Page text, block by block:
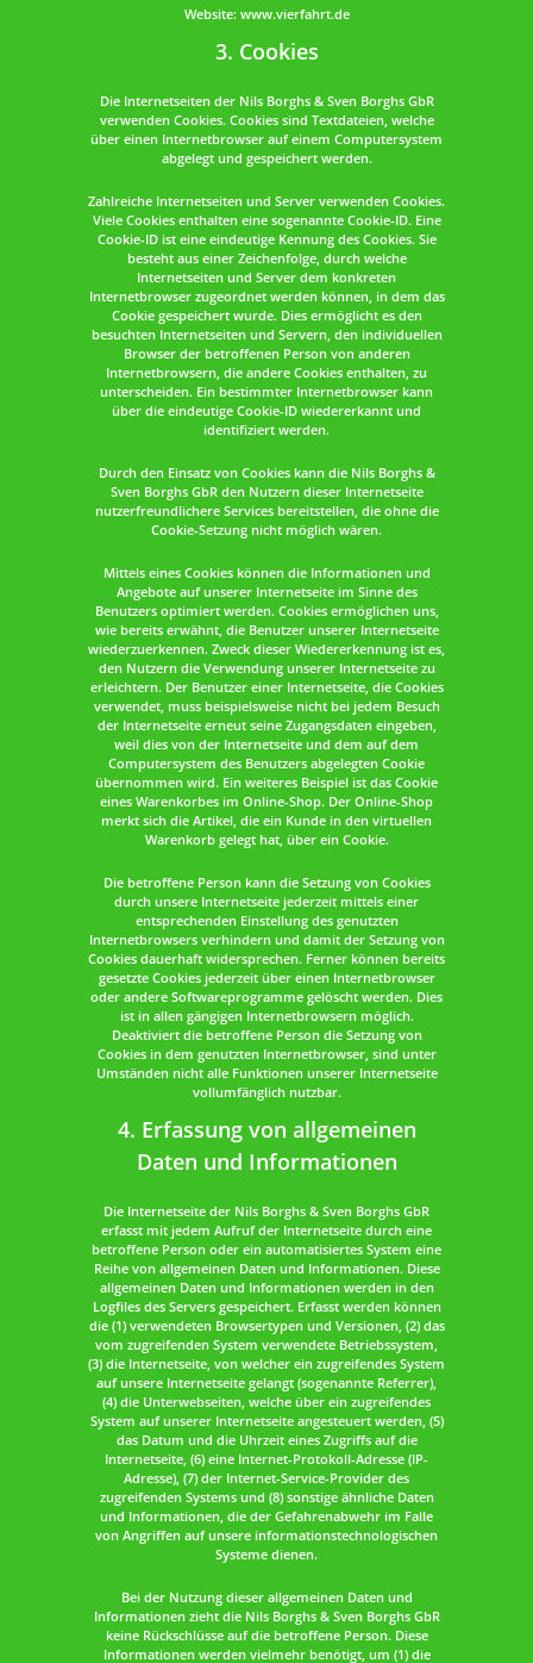
Website: www.vierfahrt.de
3. Cookies
Die Internetseiten der Nils Borghs & Sven Borghs GbR
verwenden Cookies. Cookies sind Textdateien, welche
über einen Internetbrowser auf einem Computersystem
abgelegt und gespeichert werden.
Zahlreiche Internetseiten und Server verwenden Cookies.
Viele Cookies enthalten eine sogenannte Cookie-ID. Eine
Cookie-ID ist eine eindeutige Kennung des Cookies. Sie
besteht aus einer Zeichenfolge, durch welche
Internetseiten und Server dem konkreten
Internetbrowser zugeordnet werden können, in dem das
Cookie gespeichert wurde. Dies ermöglicht es den
besuchten Internetseiten und Servern, den individuellen
Browser der betroffenen Person von anderen
Internetbrowsern, die andere Cookies enthalten, zu
unterscheiden. Ein bestimmter Internetbrowser kann
über die eindeutige Cookie-ID wiedererkannt und
identifiziert werden.
Durch den Einsatz von Cookies kann die Nils Borghs &
Sven Borghs GbR den Nutzern dieser Internetseite
nutzerfreundlichere Services bereitstellen, die ohne die
Cookie-Setzung nicht möglich wären.
Mittels eines Cookies können die Informationen und
Angebote auf unserer Internetseite im Sinne des
Benutzers optimiert werden. Cookies ermöglichen uns,
wie bereits erwähnt, die Benutzer unserer Internetseite
wiederzuerkennen. Zweck dieser Wiedererkennung ist es,
den Nutzern die Verwendung unserer Internetseite zu
erleichtern. Der Benutzer einer Internetseite, die Cookies
verwendet, muss beispielsweise nicht bei jedem Besuch
der Internetseite erneut seine Zugangsdaten eingeben,
weil dies von der Internetseite und dem auf dem
Computersystem des Benutzers abgelegten Cookie
übernommen wird. Ein weiteres Beispiel ist das Cookie
eines Warenkorbes im Online-Shop. Der Online-Shop
merkt sich die Artikel, die ein Kunde in den virtuellen
Warenkorb gelegt hat, über ein Cookie.
Die betroffene Person kann die Setzung von Cookies
durch unsere Internetseite jederzeit mittels einer
entsprechenden Einstellung des genutzten
Internetbrowsers verhindern und damit der Setzung von
Cookies dauerhaft widersprechen. Ferner können bereits
gesetzte Cookies jederzeit über einen Internetbrowser
oder andere Softwareprogramme gelöscht werden. Dies
ist in allen gängigen Internetbrowsern möglich.
Deaktiviert die betroffene Person die Setzung von
Cookies in dem genutzten Internetbrowser, sind unter
Umständen nicht alle Funktionen unserer Internetseite
vollumfänglich nutzbar.
4. Erfassung von allgemeinen
Daten und Informationen
Die Internetseite der Nils Borghs & Sven Borghs GbR
erfasst mit jedem Aufruf der Internetseite durch eine
betroffene Person oder ein automatisiertes System eine
Reihe von allgemeinen Daten und Informationen. Diese
allgemeinen Daten und Informationen werden in den
Logfiles des Servers gespeichert. Erfasst werden können
die (1) verwendeten Browsertypen und Versionen, (2) das
vom zugreifenden System verwendete Betriebssystem,
(3) die Internetseite, von welcher ein zugreifendes System
auf unsere Internetseite gelangt (sogenannte Referrer),
(4) die Unterwebseiten, welche über ein zugreifendes
System auf unserer Internetseite angesteuert werden, (5)
das Datum und die Uhrzeit eines Zugriffs auf die
Internetseite, (6) eine Internet-Protokoll-Adresse (IP-
Adresse), (7) der Internet-Service-Provider des
zugreifenden Systems und (8) sonstige ähnliche Daten
und Informationen, die der Gefahrenabwehr im Falle
von Angriffen auf unsere informationstechnologischen
Systeme dienen.
Bei der Nutzung dieser allgemeinen Daten und
Informationen zieht die Nils Borghs & Sven Borghs GbR
keine Rückschlüsse auf die betroffene Person. Diese
Informationen werden vielmehr benötigt, um (1) die